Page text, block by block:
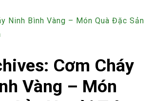
Ninh Bình Vàng – Món Quà Đặc Sản
Cơm Cháy
Vàng – Món